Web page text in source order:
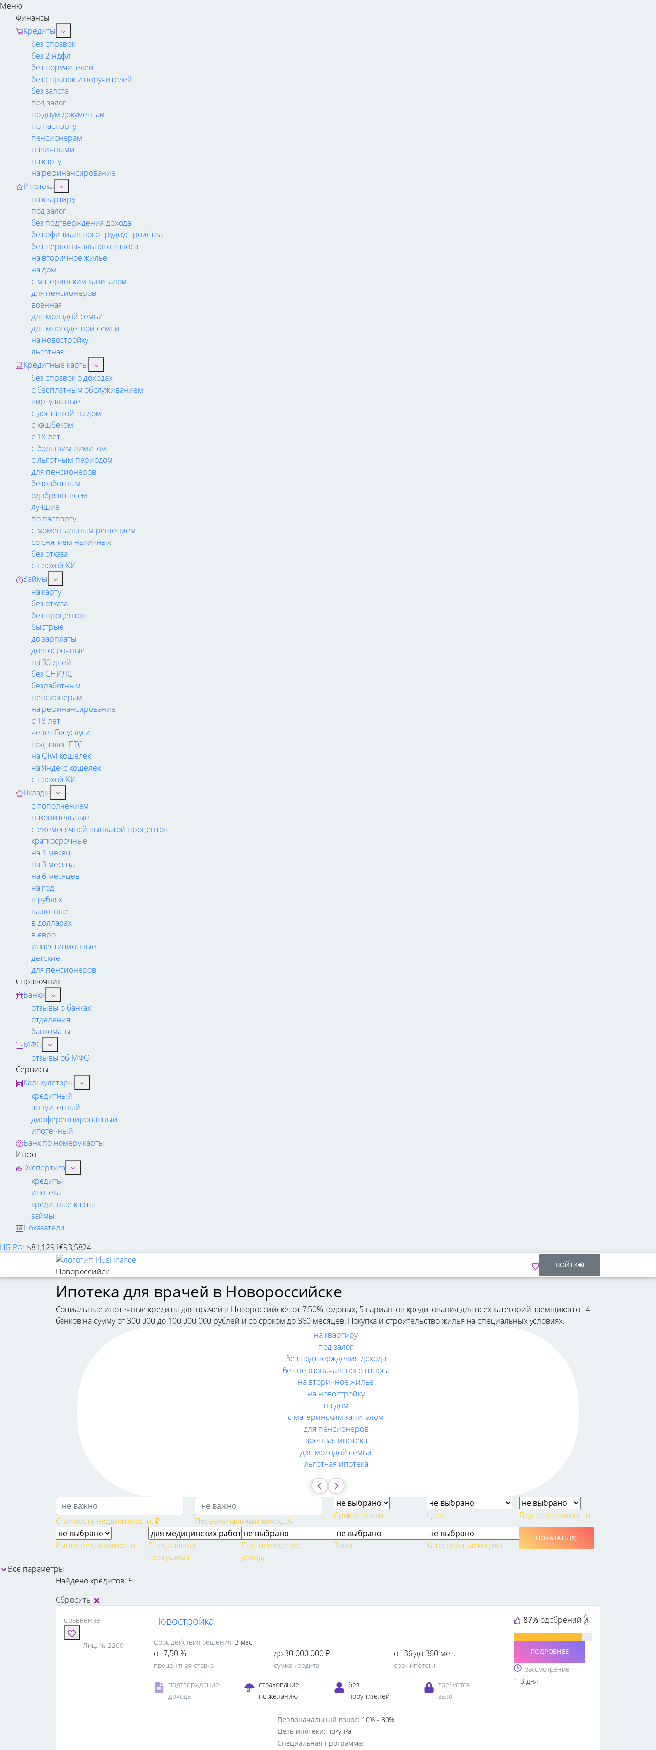
Меню
Финансы
Кредиты
без справок
без 2 ндфл
без поручителей
без справок и поручителей
без залога
под залог
по двум документам
по паспорту
пенсионерам
наличными
на карту
на рефинансирование
Ипотека
на квартиру
под залог
без подтверждения дохода
без официального трудоустройства
без первоначального взноса
на вторичное жилье
на дом
с материнским капиталом
для пенсионеров
военная
для молодой семьи
для многодетной семьи
на новостройку
льготная
Кредитные карты
без справок о доходах
с бесплатным обслуживанием
виртуальные
с доставкой на дом
с кэшбеком
с 18 лет
с большим лимитом
с льготным периодом
для пенсионеров
безработным
одобряют всем
лучшие
по паспорту
с моментальным решением
со снятием наличных
без отказа
с плохой КИ
Займы
на карту
без отказа
без процентов
быстрые
до зарплаты
долгосрочные
на 30 дней
без СНИЛС
безработным
пенсионерам
на рефинансирование
с 18 лет
через Госуслуги
под залог ПТС
на Qiwi кошелек
на Яндекс кошелек
с плохой КИ
Вклады
с пополнением
накопительные
с ежемесячной выплатой процентов
краткосрочные
на 1 месяц
на 3 месяца
на 6 месяцев
на год
в рублях
валютные
в долларах
в евро
инвестиционные
детские
для пенсионеров
Справочник
Банки
отзывы о банках
отделения
банкоматы
МФО
отзывы об МФО
Сервисы
Калькуляторы
кредитный
аннуитетный
дифференцированный
ипотечный
Банк по номеру карты
Инфо
Экспертиза
кредиты
ипотека
кредитные карты
займы
Показатели
ЦБ РФ: $81,1291€93,5824
Новороссийск
ВОЙТИ
Ипотека для врачей в Новороссийске
Социальные ипотечные кредиты для врачей в Новороссийске: от 7,50% годовых, 5 вариантов кредитования для всех категорий заемщиков от 4
банков на сумму от 300 000 до 100 000 000 рублей и со сроком до 360 месяцев. Покупка и строительство жилья на специальных условиях.
на квартиру
под залог
без подтверждения дохода
без первоначального взноса
на вторичное жилье
на новостройку
на дом
с материнским капиталом
для пенсионеров
военная ипотека
для молодой семьи
льготная ипотека
Стоимость недвижимости, ₽ Первоначальный взнос, %
Срок ипотеки Цель Вид недвижимости
Рынок недвижимости
Специальная
программа
Подтверждение
дохода
Залог Категория заемщика
ПОКАЗАТЬ (5)
Все параметры
Найдено кредитов: 5
Сбросить
Сравнение
Лиц. № 2209
Новостройка
Срок действия решения: 3 мес.
от 7,50 %
процентная ставка
до 30 000 000 ₽
сумма кредита
от 36 до 360 мес.
срок ипотеки
подтверждение
дохода
страхование
по желанию
без
поручителей
требуется
залог
87%одобрений ?
ПОДРОБНЕЕ
рассмотрение
1-3 дня
Первоначальный взнос: 10% - 80%
Цель ипотеки: покупка
Специальная программа: